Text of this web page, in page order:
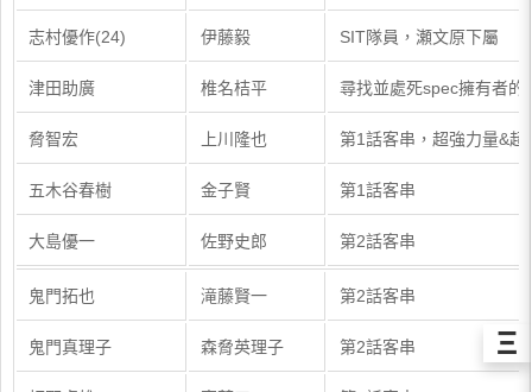
志村優作(24) 伊藤毅 SIT隊員，瀬文原下屬
津田助廣 椎名桔平 尋找並處死spec擁有者的
脅智宏 上川隆也 第1話客串，超強力量&超
五木谷春樹 金子賢 第1話客串
大島優一 佐野史郎 第2話客串
鬼門拓也 滝藤賢一 第2話客串
鬼門真理子 森脅英理子 第2話客串 Ξ